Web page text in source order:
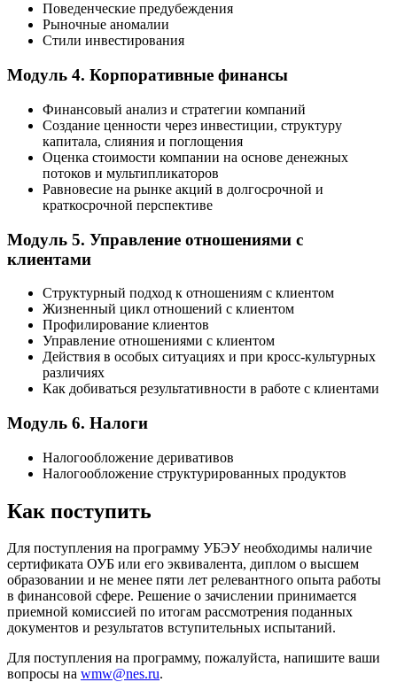
Поведенческие предубеждения
Рыночные аномалии
Стили инвестирования
Модуль 4. Корпоративные финансы
Финансовый анализ и стратегии компаний
Создание ценности через инвестиции, структуру
капитала, слияния и поглощения
Оценка стоимости компании на основе денежных
потоков и мультипликаторов
Равновесие на рынке акций в долгосрочной и
краткосрочной перспективе
Модуль 5. Управление отношениями с
клиентами
Структурный подход к отношениям с клиентом
Жизненный цикл отношений с клиентом
Профилирование клиентов
Управление отношениями с клиентом
Действия в особых ситуациях и при кросс-культурных
различиях
Как добиваться результативности в работе с клиентами
Модуль 6. Налоги
Налогообложение деривативов
Налогообложение структурированных продуктов
Как поступить
Для поступления на программу УБЭУ необходимы наличие
сертификата ОУБ или его эквивалента, диплом о высшем
образовании и не менее пяти лет релевантного опыта работы
в финансовой сфере. Решение о зачислении принимается
приемной комиссией по итогам рассмотрения поданных
документов и результатов вступительных испытаний.
Для поступления на программу, пожалуйста, напишите ваши
вопросы на wmw@nes.ru.